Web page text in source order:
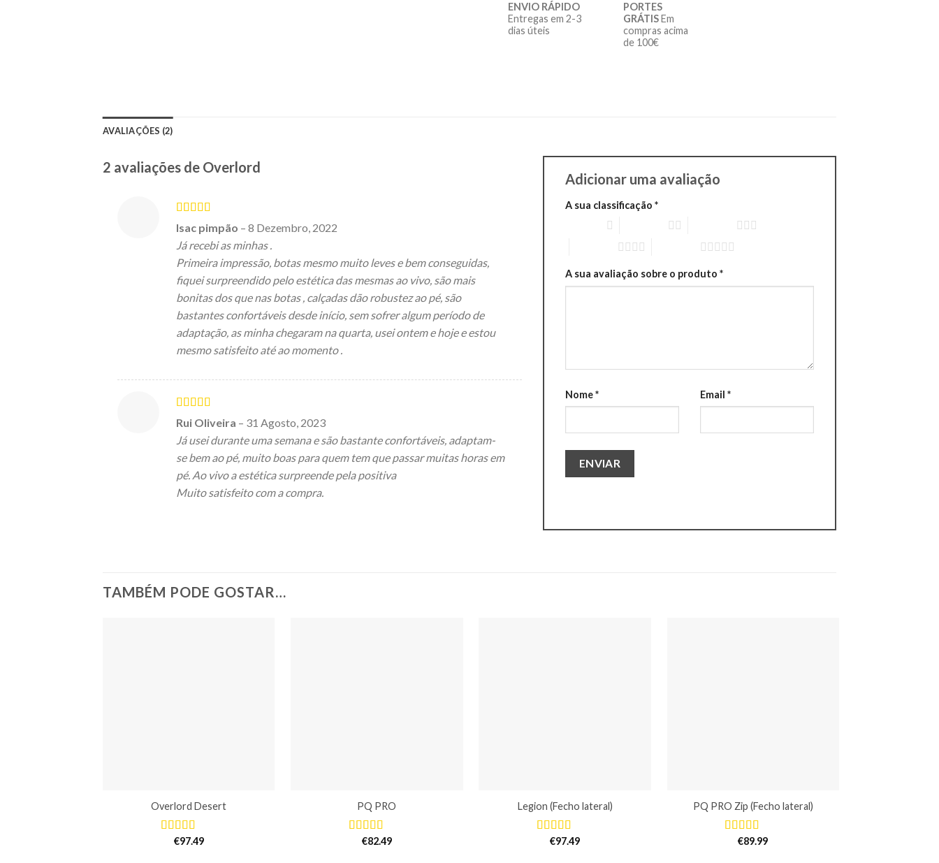
ENVIO RÁPIDO
Entregas em 2-3
dias úteis
PORTES
GRÁTISEm
compras acima
de 100€
AVALIAÇÕES (2)
2 avaliações de Overlord
Avaliação5
de 5
Isac pimpão – 8 Dezembro, 2022
Já recebi as minhas .
Primeira impressão, botas mesmo muito leves e bem conseguidas,
fiquei surpreendido pelo estética das mesmas ao vivo, são mais
bonitas dos que nas botas , calçadas dão robustez ao pé, são
bastantes confortáveis desde início, sem sofrer algum período de
adaptação, as minha chegaram na quarta, usei ontem e hoje e estou
mesmo satisfeito até ao momento .
Avaliação5
de 5
Rui Oliveira – 31 Agosto, 2023
Já usei durante uma semana e são bastante confortáveis, adaptam-
se bem ao pé, muito boas para quem tem que passar muitas horas em
pé. Ao vivo a estética surpreende pela positiva
Muito satisfeito com a compra.
Adicionar uma avaliação
A sua classificação *
A sua avaliação sobre o produto *
Nome* Email *
TAMBÉM PODE GOSTAR…
Overlord Desert
Avaliação
€97.49
PQ PRO
Avaliação
€82.49
Legion (Fecho lateral)
Avaliação
€97.49
PQ PRO Zip (Fecho lateral)
Avaliação
€89.99